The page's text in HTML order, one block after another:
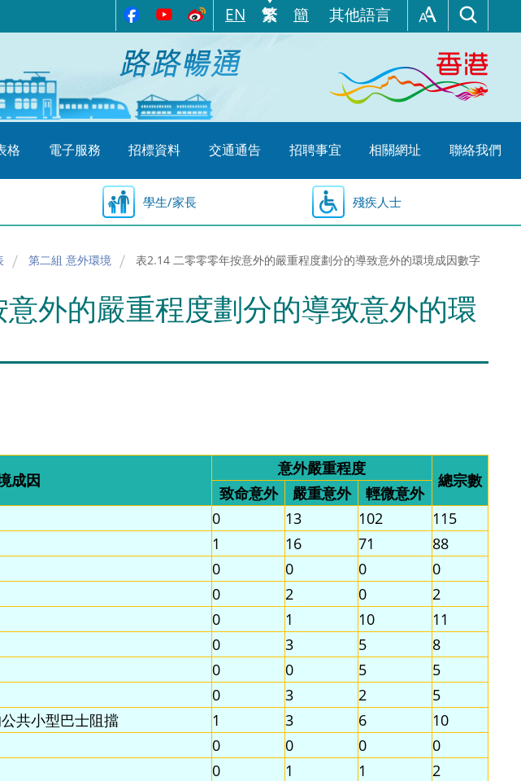
EN 繁 簡 其他語言
格 電子服務 招標資料 交通通告 招聘事宜 相關網址 聯絡我們
學生/家長 殘疾人士
第二組 意外環境 表2.14 二零零零年按意外的嚴重程度劃分的導致意外的環境成因數字
外的嚴重程度劃分的導致意外的環
成因
意外嚴重程度
總宗數
致命意外 嚴重意外
輕微意外
0 13 102
115
1 16 71
88
0 0 0
0
0 2 0
2
0 1 10
11
0 3 5
8
0 0 5
5
0 3 2
5
共小型巴士阻擋
1 3 6
10
0 0 0
0
0 1 1
2